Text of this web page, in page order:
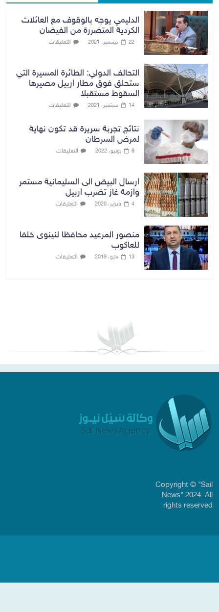
الدليمي يوجه بالوقوف مع العائلات
الكردية المتضررة من الفيضان
22 ديسمبر، 2021 التعليقات
التحالف الدولي: الطائرة المسيرة التي
ستحلق فوق مطار اربيل مصيرها
السقوط مستقبلا
14 سبتمبر، 2021 التعليقات
نتائج تجربة سريرة قد تكون نهاية
لمرض السرطان
8 يونيو، 2022 التعليقات
ارسال البيض الى السليمانية مستمر
وازمة غاز تضرب اربيل
4 فبراير، 2020 التعليقات
منصور المرعيد محافظا لنينوى خلفا
للعاكوب
13 مايو، 2019 التعليقات
Copyright © "Sail
News" 2024. All
rights reserved